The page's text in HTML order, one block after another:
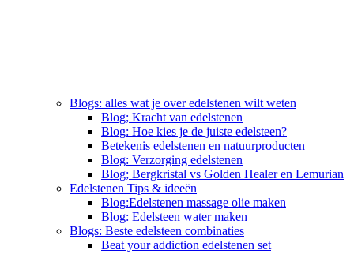
Blogs: alles wat je over edelstenen wilt weten
Blog; Kracht van edelstenen
Blog: Hoe kies je de juiste edelsteen?
Betekenis edelstenen en natuurproducten
Blog: Verzorging edelstenen
Blog; Bergkristal vs Golden Healer en Lemurian
Edelstenen Tips & ideeën
Blog:Edelstenen massage olie maken
Blog: Edelsteen water maken
Blogs: Beste edelsteen combinaties
Beat your addiction edelstenen set